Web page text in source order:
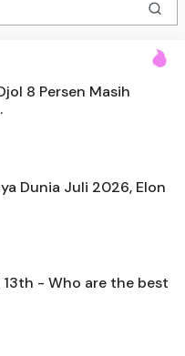
8 Persen Masih
Dunia Juli 2026, Elon
- Who are the best